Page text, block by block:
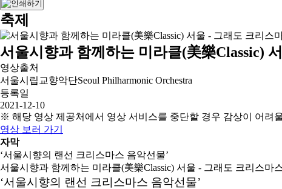
축제
서울시향과 함께하는 미라클(美樂Classic)
영상출처
서울시립교향악단Seoul Philharmonic Orchestra
등록일
2021-12-10
※ 해당 영상 제공처에서 영상 서비스를 중단할 경우 감상이 어려
영상 보러 가기
자막
‘서울시향의 랜선 크리스마스 음악선물’
서울시향과 함께하는 미라클(美樂Classic) 서울 - 그래도 크리스마
‘서울시향의 랜선 크리스마스 음악선물’